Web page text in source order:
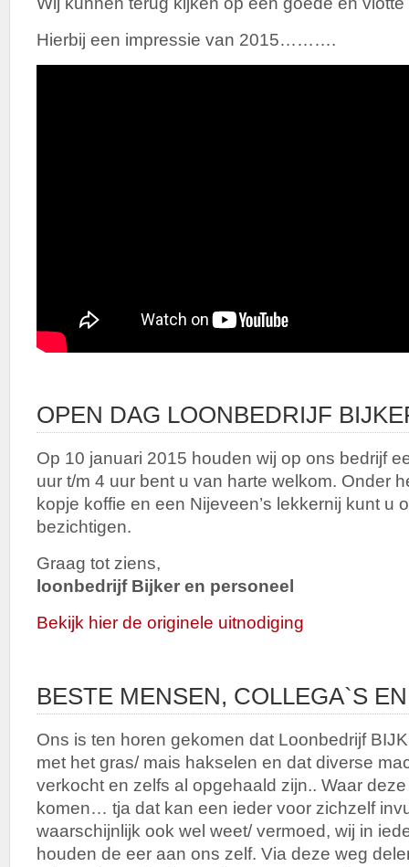
Hierbij een impressie van 2015……….
OPEN DAG LOONBEDRIJF
Op 10 januari 2015 houden wij op ons bedrijf
uur t/m 4 uur bent u van harte welkom. Onder
kopje koffie en een Nijeveen’s lekkernij kunt u
bezichtigen.
Graag tot ziens,
loonbedrijf Bijker en personeel
Bekijk hier de originele uitnodiging
BESTE MENSEN, COLLEGA`S
Ons is ten horen gekomen dat Loonbedrijf
met het gras/ mais hakselen en dat diverse
verkocht en zelfs al opgehaald zijn.. Waar deze
komen… tja dat kan een ieder voor zichzelf
waarschijnlijk ook wel weet/ vermoed, wij in
houden de eer aan ons zelf. Via deze weg